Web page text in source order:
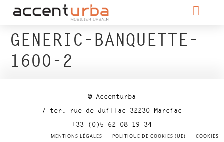
GENERIC-BANQUETTE-
1600-2
© Accenturba
7 ter, rue de Juillac 32230 Marciac
+33 (0)5 62 08 19 34
MENTIONS LÉGALES POLITIQUE DE COOKIES (UE) COOKIES